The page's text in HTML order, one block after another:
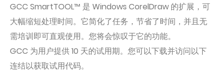
GCC SmartTOOL™ 是 Windows CorelDraw 的扩展，可
大幅缩短处理时间。它简化了任务，节省了时间，并且无
需培训即可直观使用。您将会惊叹于它的功能。
GCC 为用户提供 10 天的试用期。您可以下载并访问以下
连结以获取试用代码。